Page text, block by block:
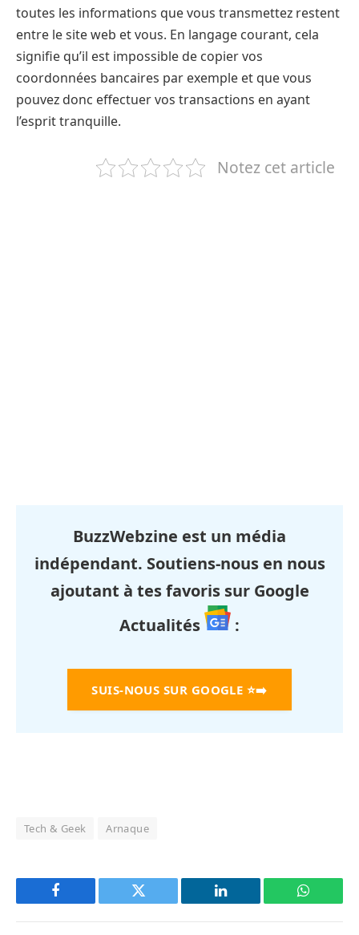
toutes les informations que vous transmettez restent
entre le site web et vous. En langage courant, cela
signifie qu’il est impossible de copier vos
coordonnées bancaires par exemple et que vous
pouvez donc effectuer vos transactions en ayant
l’esprit tranquille.
Notez cet article
BuzzWebzine est un média
indépendant. Soutiens-nous en nous
ajoutant à tes favoris sur Google
Actualités
:
SUIS-NOUS SUR GOOGLE ⭐➡️
Tech & Geek Arnaque
Facebook Twitter LinkedIn